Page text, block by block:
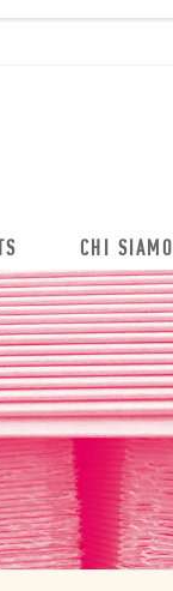
CHI SIAMO